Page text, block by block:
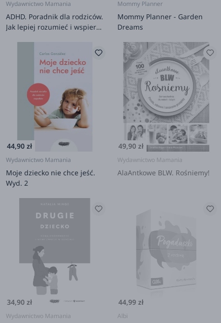
Wydawnictwo Mamania
ADHD. Poradnik dla rodziców.
Jak lepiej rozumieć i wspierać
Mommy Planner
Mommy Planner - Garden
Dreams
44,90 zł
Wydawnictwo Mamania
Moje dziecko nie chce jeść.
Wyd. 2
49,90 zł
Wydawnictwo Mamania
AlaAntkowe BLW. Rośniemy!
34,90 zł
Wydawnictwo Mamania
44,99 zł
Albi